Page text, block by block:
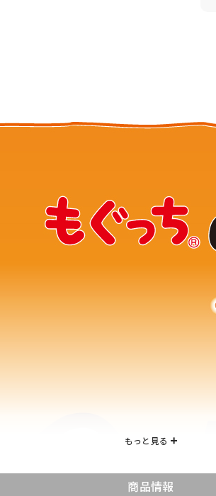
商品情報